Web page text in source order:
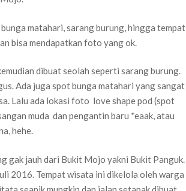
matahari, sarang burung, hingga tempat
bisa mendapatkan foto yang ok.
dibuat seolah seperti sarang burung.
Ada juga spot bunga matahari yang sangat
Lalu ada lokasi foto love shape pod (spot
muda dan pengantin baru *eaak, atau
hehe.
gak jauh dari Bukit Mojo yakni Bukit Panguk.
2016. Tempat wisata ini dikelola oleh warga